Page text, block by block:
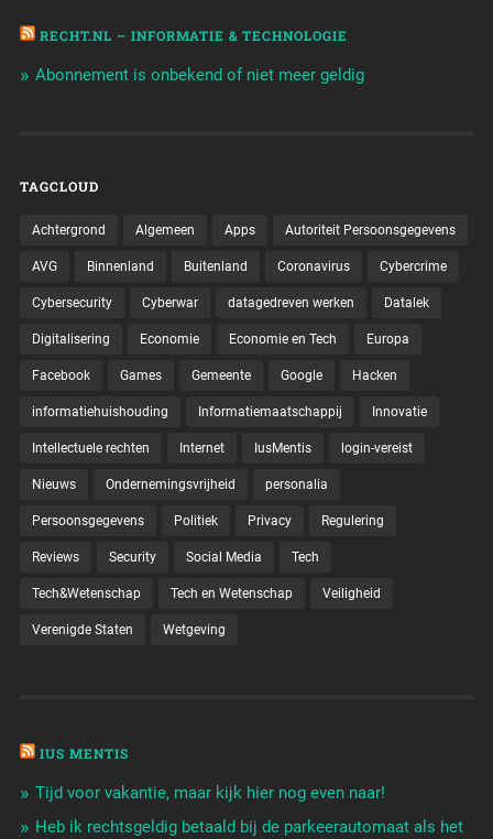
RECHT.NL – INFORMATIE & TECHNOLOGIE
Abonnement is onbekend of niet meer geldig
TAGCLOUD
Achtergrond Algemeen Apps Autoriteit Persoonsgegevens
AVG Binnenland Buitenland Coronavirus Cybercrime
Cybersecurity Cyberwar datagedreven werken Datalek
Digitalisering Economie Economie en Tech Europa
Facebook Games Gemeente Google Hacken
informatiehuishouding Informatiemaatschappij Innovatie
Intellectuele rechten Internet IusMentis login-vereist
Nieuws Ondernemingsvrijheid personalia
Persoonsgegevens Politiek Privacy Regulering
Reviews Security Social Media Tech
Tech&Wetenschap Tech en Wetenschap Veiligheid
Verenigde Staten Wetgeving
IUS MENTIS
Tijd voor vakantie, maar kijk hier nog even naar!
Heb ik rechtsgeldig betaald bij de parkeerautomaat als het